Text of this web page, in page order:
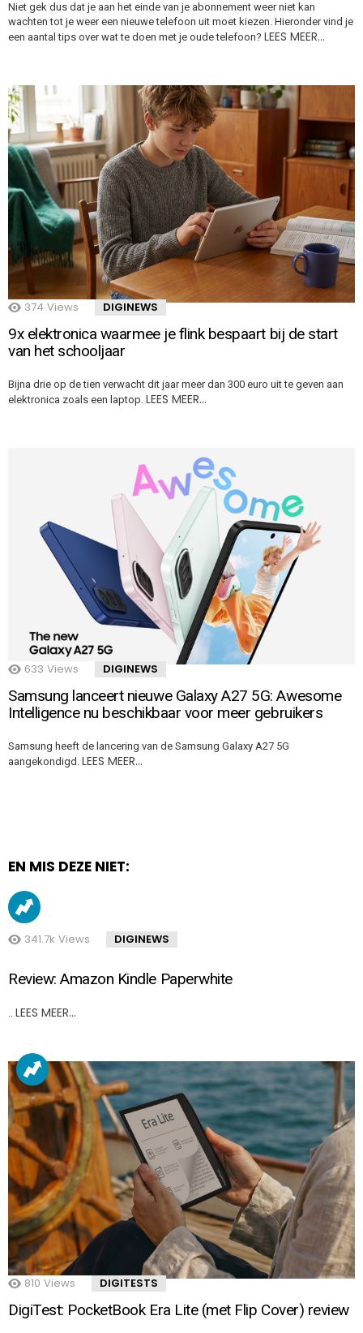
Niet gek dus dat je aan het einde van je abonnement weer niet kan
wachten tot je weer een nieuwe telefoon uit moet kiezen. Hieronder vind je
een aantal tips over wat te doen met je oude telefoon? LEES MEER…
374 Views DIGINEWS
9x elektronica waarmee je flink bespaart bij de start
van het schooljaar
Bijna drie op de tien verwacht dit jaar meer dan 300 euro uit te geven aan
elektronica zoals een laptop. LEES MEER…
633 Views DIGINEWS
Samsung lanceert nieuwe Galaxy A27 5G: Awesome
Intelligence nu beschikbaar voor meer gebruikers
Samsung heeft de lancering van de Samsung Galaxy A27 5G
aangekondigd. LEES MEER…
EN MIS DEZE NIET:
341.7k Views DIGINEWS
Review: Amazon Kindle Paperwhite
.. LEES MEER…
810 Views DIGITESTS
DigiTest: PocketBook Era Lite (met Flip Cover) review